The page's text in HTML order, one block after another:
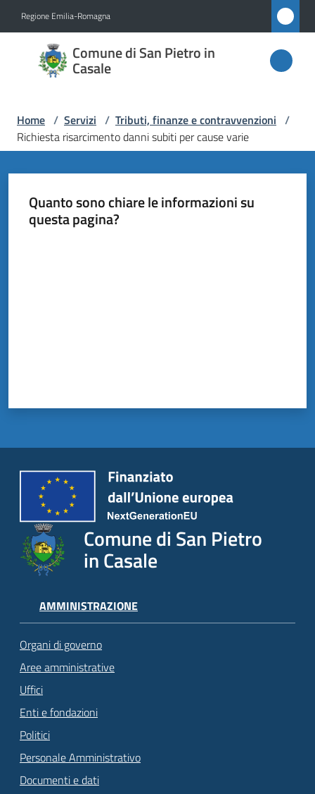
Regione Emilia-Romagna
Comune di San Pietro in
Casale
Comune
di San
in
Casale
Amministrazione
Trasparente
argomenti...
Home / Servizi / Tributi, finanze e contravvenzioni /
Richiesta risarcimento danni subiti per cause varie
Quanto sono chiare le informazioni su
questa pagina?
Comune di San Pietro
in Casale
AMMINISTRAZIONE
Organi di governo
Aree amministrative
Uffici
Enti e fondazioni
Politici
Personale Amministrativo
Documenti e dati